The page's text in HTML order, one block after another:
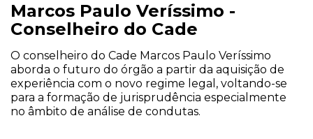
Marcos Paulo Veríssimo -
Conselheiro do Cade
O conselheiro do Cade Marcos Paulo Veríssimo
aborda o futuro do órgão a partir da aquisição de
experiência com o novo regime legal, voltando-se
para a formação de jurisprudência especialmente
no âmbito de análise de condutas.